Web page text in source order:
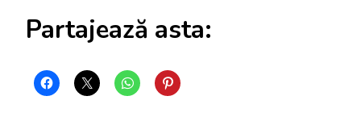
Partajează asta: